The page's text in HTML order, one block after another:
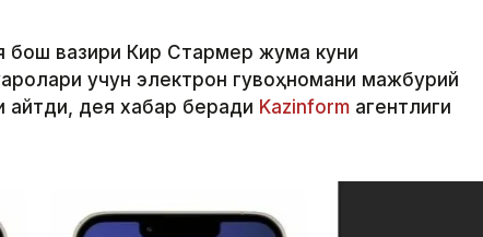
бош вазири Кир Стармер жума куни
учун электрон гувоҳномани мажбурий
айтди, дея хабар беради Kazinform агентлиги